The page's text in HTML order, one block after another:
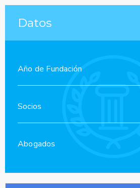
Datos
Año de Fundación
Socios
Abogados